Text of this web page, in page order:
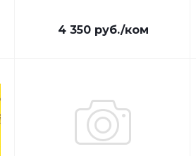
4 350руб./ком